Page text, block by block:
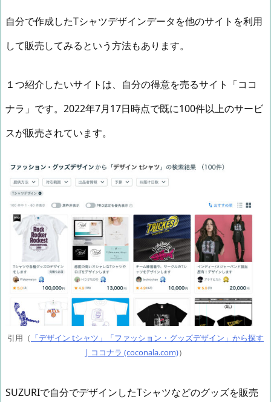
自分で作成したTシャツデザインデータを他のサイトを利用
して販売してみるという方法もあります。
１つ紹介したいサイトは、自分の得意を売るサイト「ココ
ナラ」です。2022年7月17日時点で既に100件以上のサービ
スが販売されています。
引用（ 「デザイン tシャツ」「ファッション・グッズデザイン」から探す
| ココナラ (coconala.com)）
SUZURIで自分でデザインしたTシャツなどのグッズを販売